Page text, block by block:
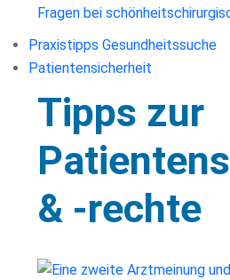
Fragen bei
Praxistipps Gesundheitssuche
Patientensicherheit
Tipps zur
& -rechte